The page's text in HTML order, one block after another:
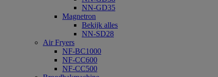
NN-GD35
Magnetron
Bekijk alles
NN-SD28
Air Fryers
NF-BC1000
NF-CC600
NF-CC500